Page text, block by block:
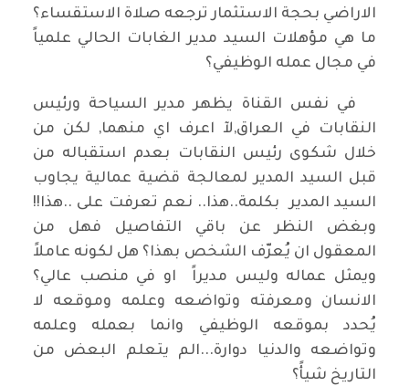
الاراضي بحجة الاستثمار ترجعه صلاة الاستقساء؟
ما هي مؤهلات السيد مدير الغابات الحالي علمياً
في مجال عمله الوظيفي؟
في نفس القناة يظهر مدير السياحة ورئيس
النقابات في العراق,لآ اعرف اي منهما, لكن من
خلال شكوى رئيس النقابات بعدم استقباله من
قبل السيد المدير لمعالجة قضية عمالية يجاوب
السيد المدير بكلمة..هذا.. نعم تعرفت على ..هذا!!
وبغض النظر عن باقي التفاصيل فهل من
المعقول ان يُعرّف الشخص بهذا؟ هل لكونه عاملاً
ويمثل عماله وليس مديراً او في منصب عالي؟
الانسان ومعرفته وتواضعه وعلمه وموقعه لا
يُحدد بموقعه الوظيفي وانما بعمله وعلمه
وتواضعه والدنيا دوارة...الم يتعلم البعض من
التاريخ شيأً؟